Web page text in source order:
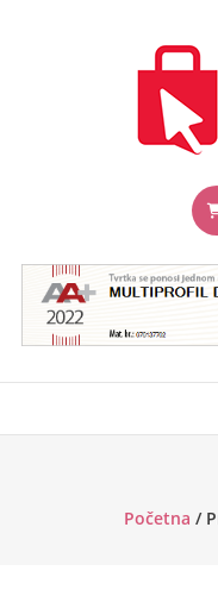
Internetska
trgovina
alata
Početna /